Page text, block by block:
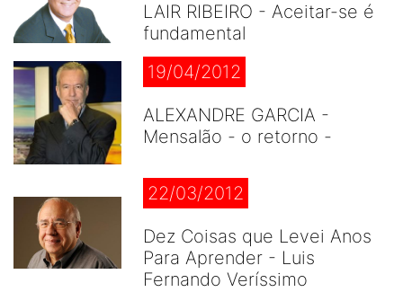
LAIR RIBEIRO - Aceitar-se é
fundamental
19/04/2012
ALEXANDRE GARCIA -
Mensalão - o retorno -
22/03/2012
Dez Coisas que Levei Anos
Para Aprender - Luis
Fernando Veríssimo